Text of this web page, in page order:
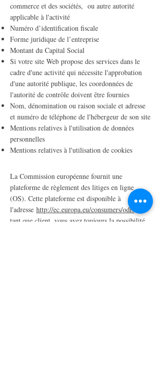
commerce et des sociétés, ou autre autorité
applicable à l'activité
Numéro d’identification fiscale
Forme juridique de l’entreprise
Montant du Capital Social
Si votre site Web propose des services dans le
cadre d'une activité qui nécessite l'approbation
d'une autorité publique, les coordonnées de
l'autorité de contrôle doivent être fournies
Nom, dénomination ou raison sociale et adresse
et numéro de téléphone de l'hébergeur de son site
Mentions relatives à l'utilisation de données
personnelles
Mentions relatives à l'utilisation de cookies
La Commission européenne fournit une
plateforme de règlement des litiges en ligne
(OS). Cette plateforme est disponible à
l'adresse http://ec.europa.eu/consumers/odr/
tant que client, vous avez toujours la possibilité